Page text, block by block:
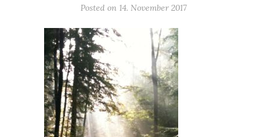
Posted on 14. November 2017